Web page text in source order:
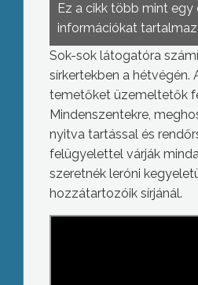
Ez a cikk több mint egy
információkat
Sok-sok látogatóra
sírkertekben a hétvégén.
temetőket üzemeltetők
Mindenszentekre,
nyitva tartással és
felügyelettel várják
szeretnék leróni
hozzátartozóik sírjánál.